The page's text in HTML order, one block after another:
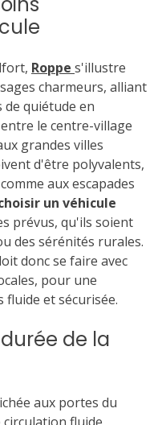
Roppe s'illustre
charmeurs, alliant
quiétude en
le centre-village
grandes villes
d'être polyvalents,
aux escapades
un véhicule
prévus, qu'ils soient
des sérénités rurales.
donc se faire avec
pour une
fluide et sécurisée.
de la
aux portes du